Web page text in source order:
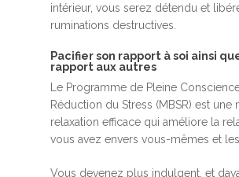
intérieur, vous serez détendu et
ruminations destructives.
Pacifier son rapport à soi ainsi
rapport aux autres
Le Programme de Pleine
Réduction du Stress (MBSR) est une
relaxation efficace qui améliore la
vous avez envers vous-mêmes et
Vous devenez plus indulgent, et